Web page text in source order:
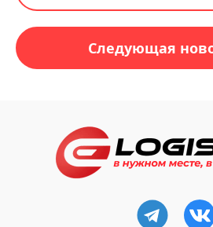
Следующая
Ссылка на